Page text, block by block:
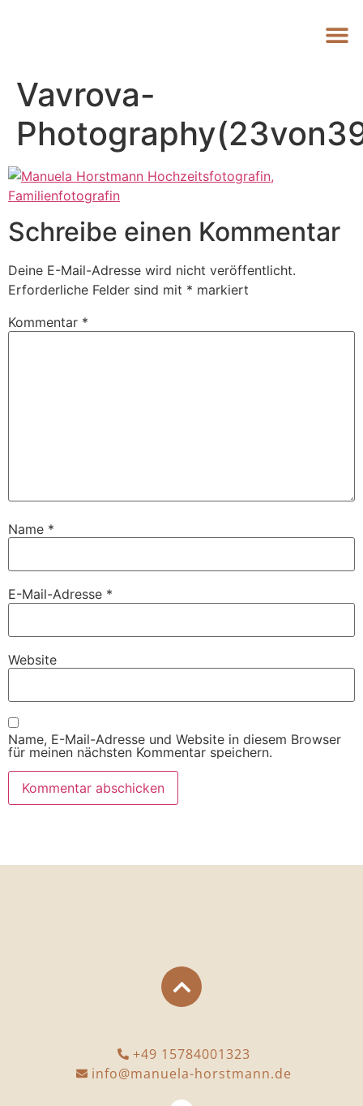
Vavrova-
Schreibe einen Kommentar
Deine E-Mail-Adresse wird nicht veröffentlicht.
Erforderliche Felder sind mit * markiert
Kommentar *
Name *
E-Mail-Adresse *
Website
Name, E-Mail-Adresse und Website in diesem Browser
für meinen nächsten Kommentar speichern.
+49 15784001323
info@manuela-horstmann.de